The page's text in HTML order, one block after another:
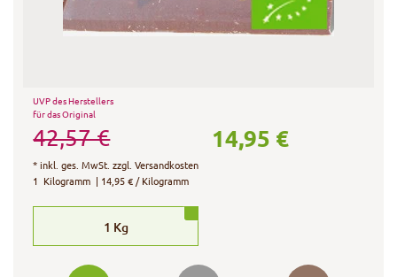
UVP des Herstellers
für das Original
42,57 € 14,95 €
*inkl. ges. MwSt. zzgl.Versandkosten
1 Kilogramm | 14,95 € / Kilogramm
1 Kg